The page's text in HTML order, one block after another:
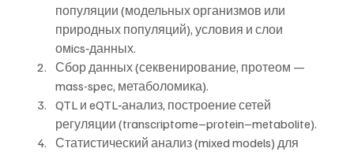
популяции (модельных организмов или
природных популяций), условия и слои
омics‑данных.
Сбор данных (секвенирование, протеом —
mass-spec, метаболомика).
QTL и eQTL‑анализ, построение сетей
регуляции (transcriptome–protein–metabolite).
Статистический анализ (mixed models) для